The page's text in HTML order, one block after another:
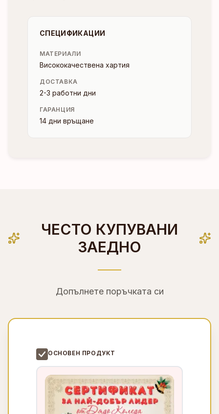
СПЕЦИФИКАЦИИ
МАТЕРИАЛИ
Висококачествена хартия
ДОСТАВКА
2-3 работни дни
ГАРАНЦИЯ
14 дни връщане
ЧЕСТО КУПУВАНИ
ЗАЕДНО
Допълнете поръчката си
ОСНОВЕН ПРОДУКТ